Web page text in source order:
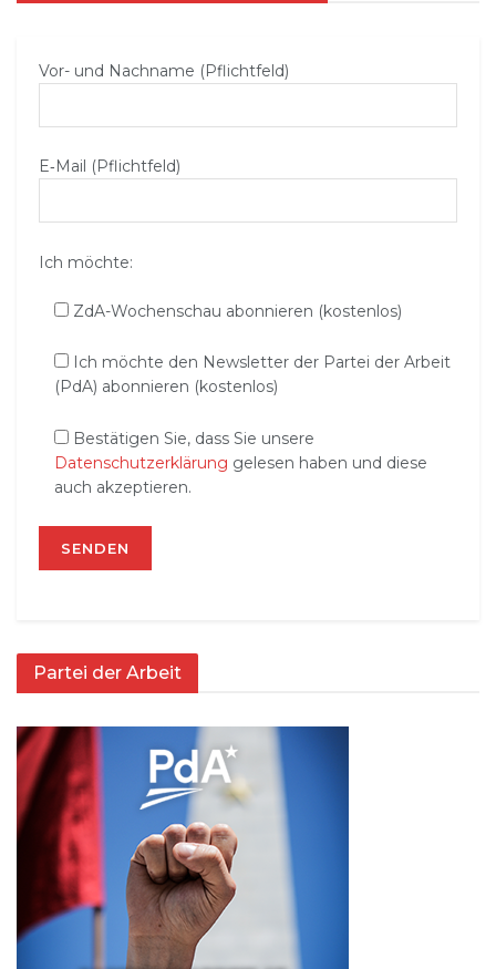
Vor- und Nachname (Pflichtfeld)
E‑Mail (Pflichtfeld)
Ich möchte:
ZdA-Wochenschau abonnieren (kostenlos)
Ich möchte den Newsletter der Partei der Arbeit
(PdA) abonnieren (kostenlos)
Bestätigen Sie, dass Sie unsere
Datenschutzerklärung gelesen haben und diese
auch akzeptieren.
Partei der Arbeit